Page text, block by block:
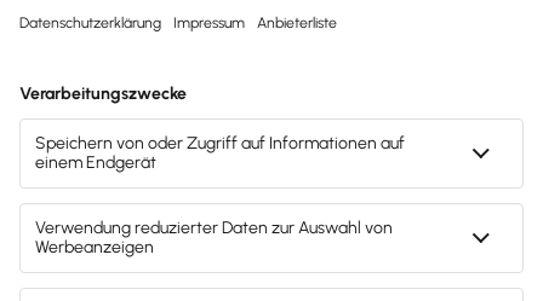
Mach's dir leicht und gib deinem Business den